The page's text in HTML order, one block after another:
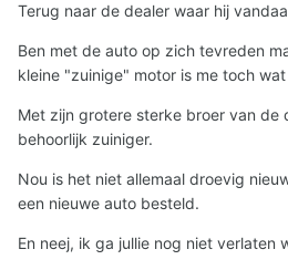
Terug naar de dealer waar hij
Ben met de auto op zich tevreden
kleine "zuinige" motor is me toch
Met zijn grotere sterke broer van de
behoorlijk zuiniger.
Nou is het niet allemaal droevig
een nieuwe auto besteld.
En neej, ik ga jullie nog niet verlaten